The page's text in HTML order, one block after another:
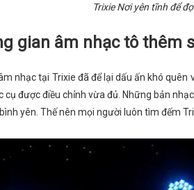
Trixie Nơi yên tĩnh để
gian âm nhạc tô thêm
nhạc tại Trixie đã để lại dấu ấn khó
cụ được điều chỉnh vừa đủ. Những bản
yên. Thế nên mọi người luôn tìm đếm